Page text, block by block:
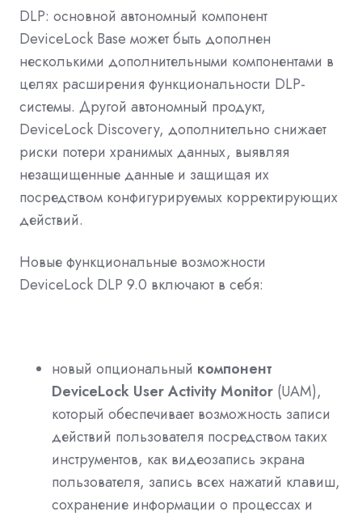
DLP: основной автономный компонент
DeviceLock Base может быть дополнен
несколькими дополнительными компонентами в
целях расширения функциональности DLP-
системы. Другой автономный продукт,
DeviceLock Discovery, дополнительно снижает
риски потери хранимых данных, выявляя
незащищенные данные и защищая их
посредством конфигурируемых корректирующих
действий.
Новые функциональные возможности
DeviceLock DLP 9.0 включают в себя:
новый опциональный компонент
DeviceLock User Activity Monitor (UAM),
который обеспечивает возможность записи
действий пользователя посредством таких
инструментов, как видеозапись экрана
пользователя, запись всех нажатий клавиш,
сохранение информации о процессах и